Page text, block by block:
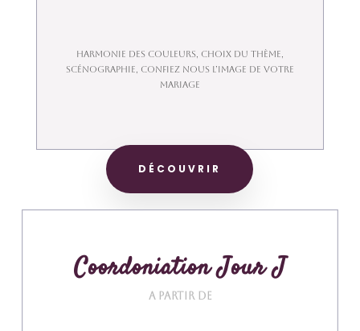
HARMONIE DES COULEURS, CHOIX DU THÈME,
SCÉNOGRAPHIE, CONFIEZ NOUS L’IMAGE DE VOTRE
MARIAGE
DÉCOUVRIR
Coordoniation Jour J
A partir de